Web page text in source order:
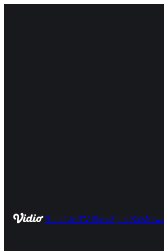
HomeLiveTV ShowSportsKidsNews